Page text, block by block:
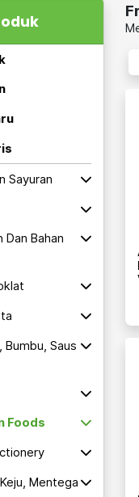
Sayuran
Dan Bahan
Bumbu, Saus
Foods
Mentega